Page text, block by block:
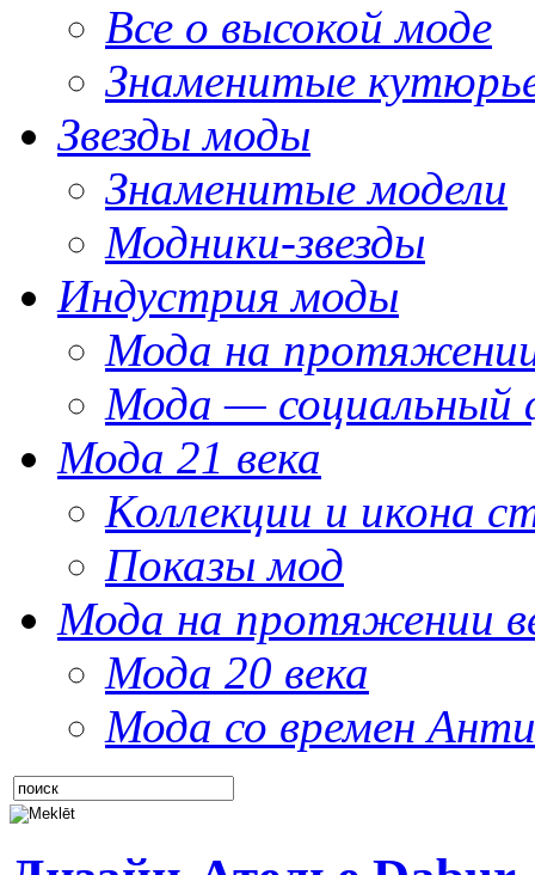
Все о высокой моде
Знаменитые
Звезды моды
Знаменитые модели
Модники-звезды
Индустрия моды
Мода на
Мода — социальный
Мода 21 века
Коллекции и икона
Показы мод
Мода на протяжении
Мода 20 века
Мода со времен